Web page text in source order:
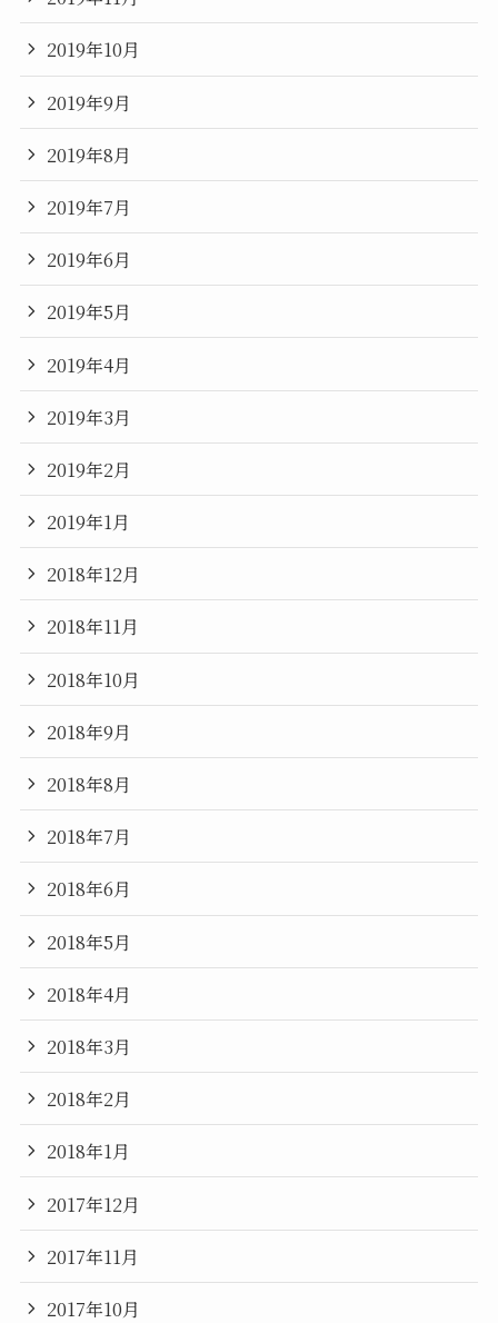
2019年10月
2019年9月
2019年8月
2019年7月
2019年6月
2019年5月
2019年4月
2019年3月
2019年2月
2019年1月
2018年12月
2018年11月
2018年10月
2018年9月
2018年8月
2018年7月
2018年6月
2018年5月
2018年4月
2018年3月
2018年2月
2018年1月
2017年12月
2017年11月
2017年10月